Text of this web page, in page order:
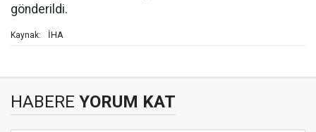
gönderildi.
Kaynak: İHA
HABERE YORUM KAT